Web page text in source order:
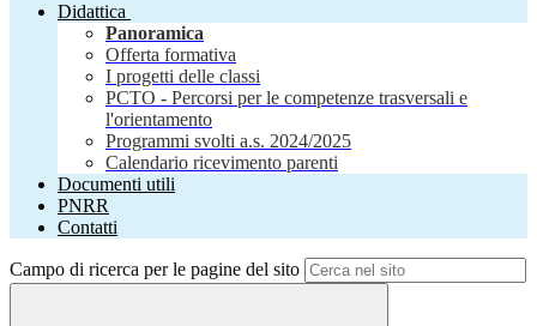
Didattica
Panoramica
Offerta formativa
I progetti delle classi
PCTO - Percorsi per le competenze trasversali e
l'orientamento
Programmi svolti a.s. 2024/2025
Calendario ricevimento parenti
Documenti utili
PNRR
Contatti
Campo di ricerca per le pagine del sito